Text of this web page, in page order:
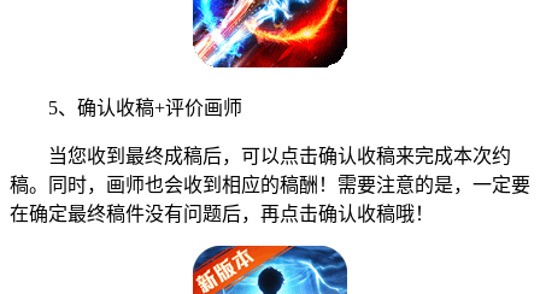
5、确认收稿+评价画师
当您收到最终成稿后，可以点击确认收稿来完成本次约
稿。同时，画师也会收到相应的稿酬！需要注意的是，一定要
在确定最终稿件没有问题后，再点击确认收稿哦！